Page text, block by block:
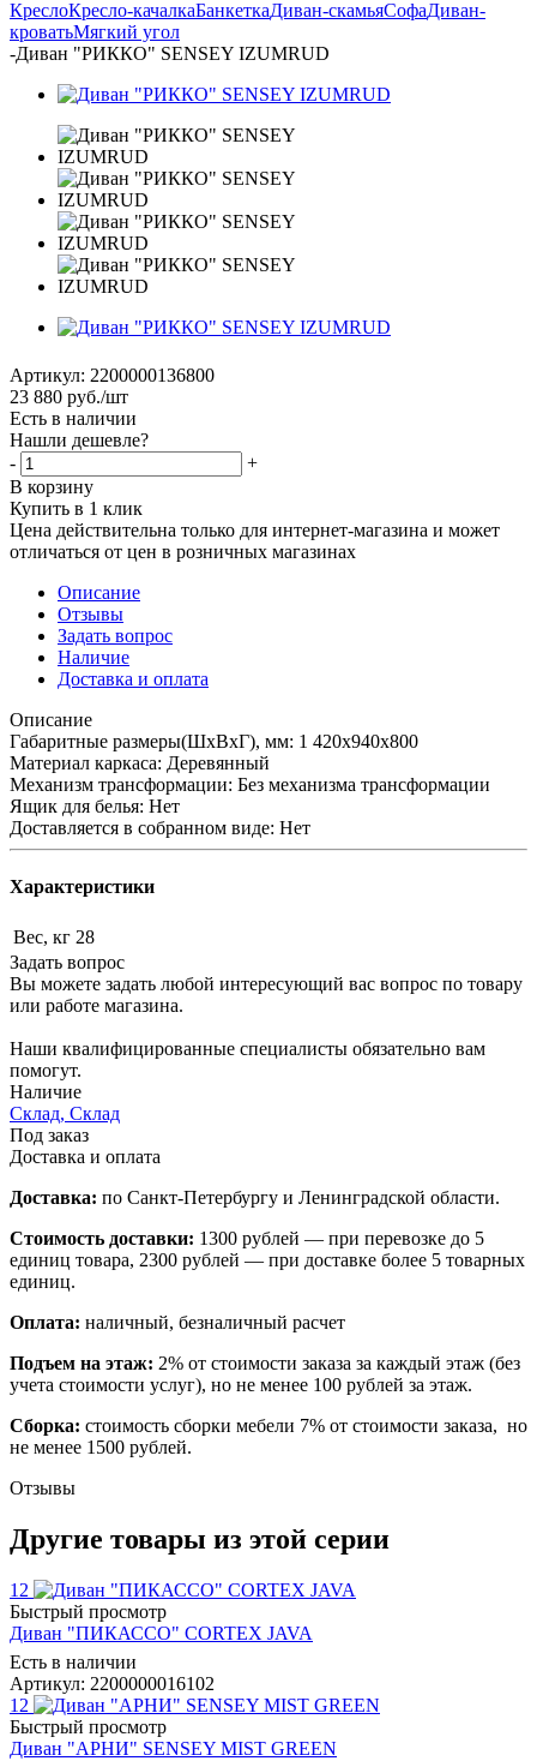
КреслоКресло-качалкаБанкеткаДиван-скамьяСофаДиван-
кроватьМягкий угол
-Диван "РИККО" SENSEY IZUMRUD
Артикул: 2200000136800
23 880 руб./шт
Есть в наличии
Нашли дешевле?
-
+
В корзину
Купить в 1 клик
Цена действительна только для интернет-магазина и может
отличаться от цен в розничных магазинах
Описание
Отзывы
Задать вопрос
Наличие
Доставка и оплата
Описание
Габаритные размеры(ШхВхГ), мм: 1 420х940х800
Материал каркаса: Деревянный
Механизм трансформации: Без механизма трансформации
Ящик для белья: Нет
Доставляется в собранном виде: Нет
Характеристики
Вес, кг 28
Задать вопрос
Вы можете задать любой интересующий вас вопрос по товару
или работе магазина.
Наши квалифицированные специалисты обязательно вам
помогут.
Наличие
Склад, Склад
Под заказ
Доставка и оплата
Доставка: по Санкт-Петербургу и Ленинградской области.
Стоимость доставки: 1300 рублей — при перевозке до 5
единиц товара, 2300 рублей — при доставке более 5 товарных
единиц.
Оплата: наличный, безналичный расчет
Подъем на этаж: 2% от стоимости заказа за каждый этаж (без
учета стоимости услуг), но не менее 100 рублей за этаж.
Сборка: стоимость сборки мебели 7% от стоимости заказа, но
не менее 1500 рублей.
Отзывы
Другие товары из этой серии
12
Быстрый просмотр
Диван "ПИКАССО" CORTEX JAVA
Есть в наличии
Артикул: 2200000016102
12
Быстрый просмотр
Диван "АРНИ" SENSEY MIST GREEN